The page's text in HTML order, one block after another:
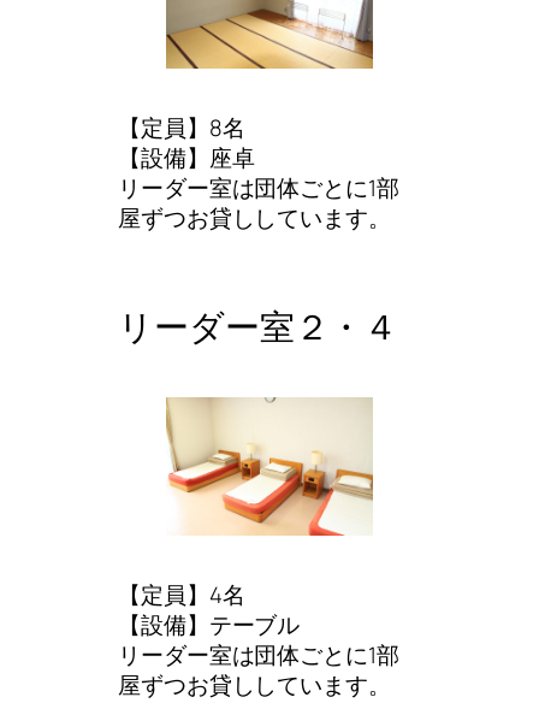
【定員】8名
【設備】座卓
リーダー室は団体ごとに1部
屋ずつお貸ししています。
リーダー室２・４
【定員】4名
【設備】テーブル
リーダー室は団体ごとに1部
屋ずつお貸ししています。